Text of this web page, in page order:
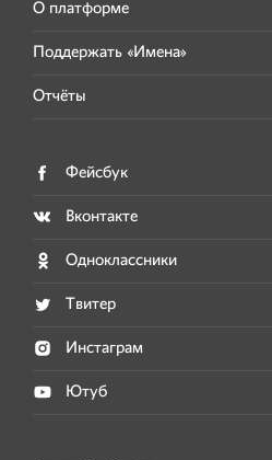
О платформе
Поддержать «Имена»
Отчёты
Фейсбук
Вконтакте
Одноклассники
Твитер
Инстаграм
Ютуб